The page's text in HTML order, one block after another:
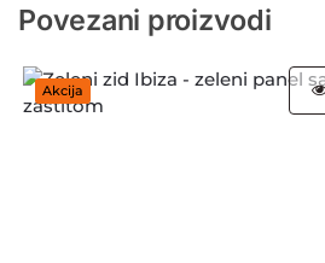
Povezani proizvodi
Akcija